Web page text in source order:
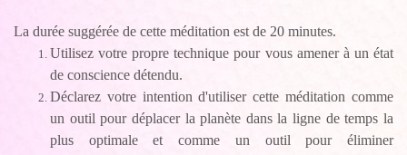
La durée suggérée de cette méditation est de 20 minutes.
Utilisez votre propre technique pour vous amener à un état
de conscience détendu.
Déclarez votre intention d'utiliser cette méditation comme
un outil pour déplacer la planète dans la ligne de temps la
plus optimale et comme un outil pour éliminer